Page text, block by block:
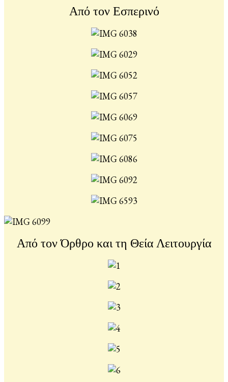
Από τον Εσπερινό
Από τον Όρθρο και τη Θεία Λειτουργία